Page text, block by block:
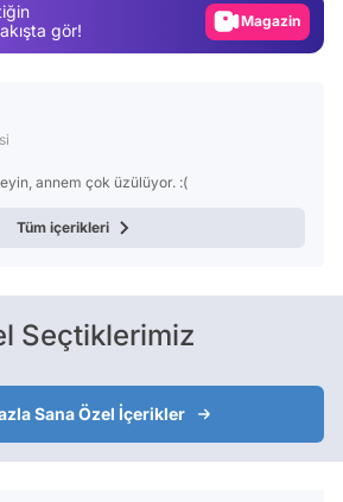
gör!
Video
annem çok üzülüyor. :(
Tüm içerikleri
Seçtiklerimiz
Sana Özel İçerikler